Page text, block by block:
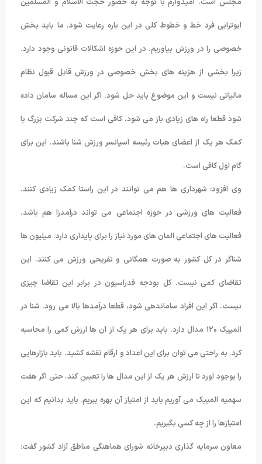
مجلس است. امیدوارم با توجه به حضور حجت الاسلام و المسلمین
ابوترابی فرد خط و خطوط کلی در این باره رعایت شود. ما باید بخش
خصوصی را در ورزش بیاوریم. در این حوزه اشکالات قانونی وجود دارد.
زیرا بخشی از هزینه های بخش خصوصی در ورزش قابل قبول نظام
مالیاتی نیست و این موضوع باید حل شود. اگر این مساله سامان داده
شود قطعا راه های زیادی باز می شود. کافی است که چند شرکت بزرگ با
کمک هر یک از اعضای هیات رئیسه اسپانسر ورزش شنا باشند. این برای
گام اول کافی است.
وی افزود: شهرداری ها هم می توانند در این راستا کمک زیادی کنند.
فعالیت های ورزشی در حوزه اجتماعی می تواند درآمدزا هم باشد.
فعالیت های اجتماعی المان های مورد نیاز را برای پایداری دارد. میلیون ها
شناگر در کل کشور به صورت همگانی و تفریحی ورزش می کنند. این
تقاضای کمی نیست. کل بودجه فدراسیون در برابر این تقاضا چیزی
نیست. اگر این افراد ساماندهی شود، قطعا درآمدها بالا می رود. شنا در
المپیک ۱۲۰ مدال دارد. باید برای هر یک از آن ها ارزش کمی را محاسبه
کرد. به راحتی می توان برای این اعداد و ارقام نقشه کشید. باید بازارهایی
را بوجود آورد تا ارزش هر یک از این مدال ها را تعیین کند. حتی اگر هفت
سهمیه المپیک می آوریم باید از امتیاز آن بهره ببریم. باید بدانیم که این
امتیازها را از چه کسی بگیریم.
معاون سرمایه گذاری دبیرخانه شورای هماهنگی مناطق آزاد کشور گفت: